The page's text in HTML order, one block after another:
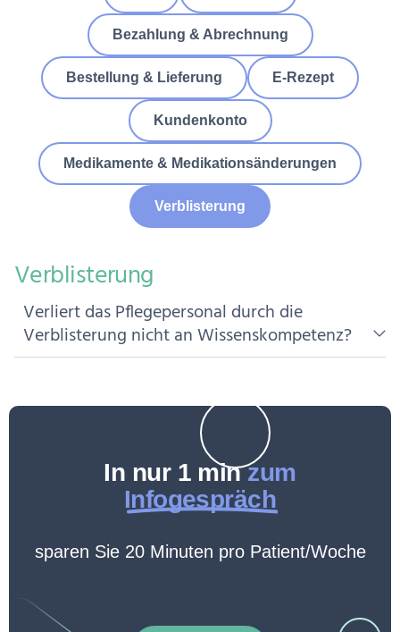
Bezahlung & Abrechnung
Bestellung & Lieferung E-Rezept
Kundenkonto
Medikamente & Medikationsänderungen
Verblisterung
Verblisterung
Verliert das Pflegepersonal durch die
Verblisterung nicht an Wissenskompetenz?
In nur 1 minzum
Infogespräch
sparen Sie 20 Minuten pro Patient/Woche